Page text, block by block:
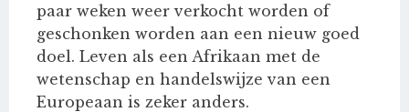
paar weken weer verkocht worden of
geschonken worden aan een nieuw goed
doel. Leven als een Afrikaan met de
wetenschap en handelswijze van een
Europeaan is zeker anders.